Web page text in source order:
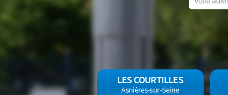
LES COURTILLES
Asnières-sur-Seine